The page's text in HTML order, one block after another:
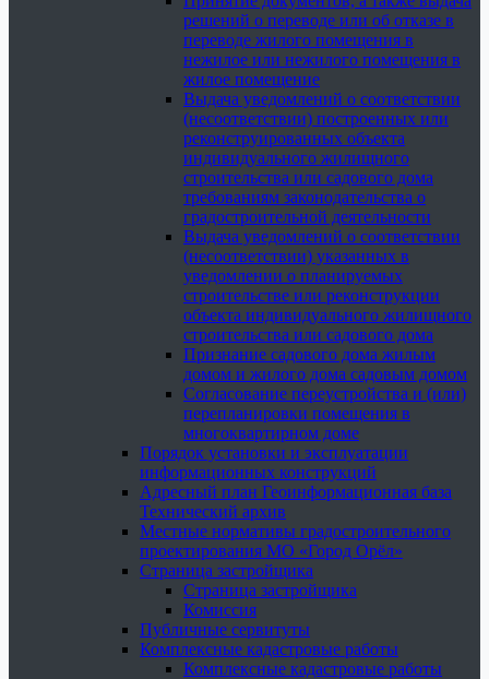
решений о переводе или об отказе в
переводе жилого помещения в
нежилое или нежилого помещения в
жилое помещение
Выдача уведомлений о соответствии
(несоответствии) построенных или
реконструированных объекта
индивидуального жилищного
строительства или садового дома
требованиям законодательства о
градостроительной деятельности
Выдача уведомлений о соответствии
(несоответствии) указанных в
уведомлении о планируемых
строительстве или реконструкции
объекта индивидуального жилищного
строительства или садового дома
Признание садового дома жилым
домом и жилого дома садовым домом
Согласование переустройства и (или)
перепланировки помещения в
многоквартирном доме
Порядок установки и эксплуатации
информационных конструкций
Адресный план Геоинформационная база
Технический архив
Местные нормативы градостроительного
проектирования МО «Город Орёл»
Страница застройщика
Страница застройщика
Комиссия
Публичные сервитуты
Комплексные кадастровые работы
Комплексные кадастровые работы